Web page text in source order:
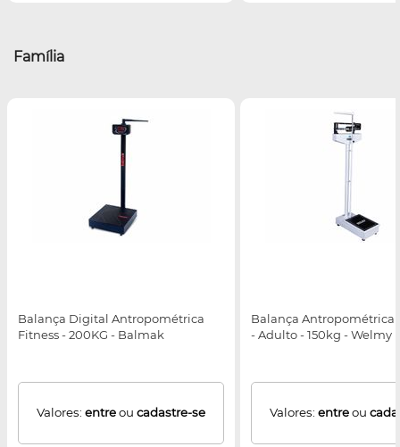
Família
Balança Digital Antropométrica
Fitness - 200KG - Balmak
Valores: entreou cadastre-se
Balança Antropométrica
- Adulto - 150kg - Welmy
Valores: entreou